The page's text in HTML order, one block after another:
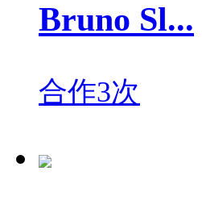
Bruno Sl...
合作3次